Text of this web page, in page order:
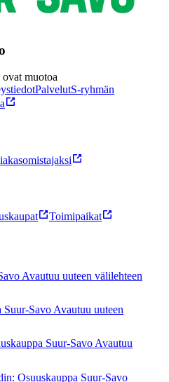
ovat muotoa
PalvelutS-ryhmän
Toimipaikat
Avautuu uuteen välilehteen
Savo Avautuu uuteen
Suur-Savo Avautuu
Osuuskauppa Suur-Savo